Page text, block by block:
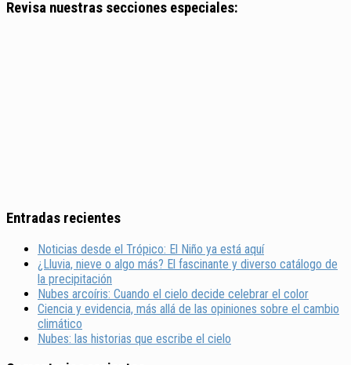
Revisa nuestras secciones especiales:
Entradas recientes
Noticias desde el Trópico: El Niño ya está aquí
¿Lluvia, nieve o algo más? El fascinante y diverso catálogo de
la precipitación
Nubes arcoíris: Cuando el cielo decide celebrar el color
Ciencia y evidencia, más allá de las opiniones sobre el cambio
climático
Nubes: las historias que escribe el cielo